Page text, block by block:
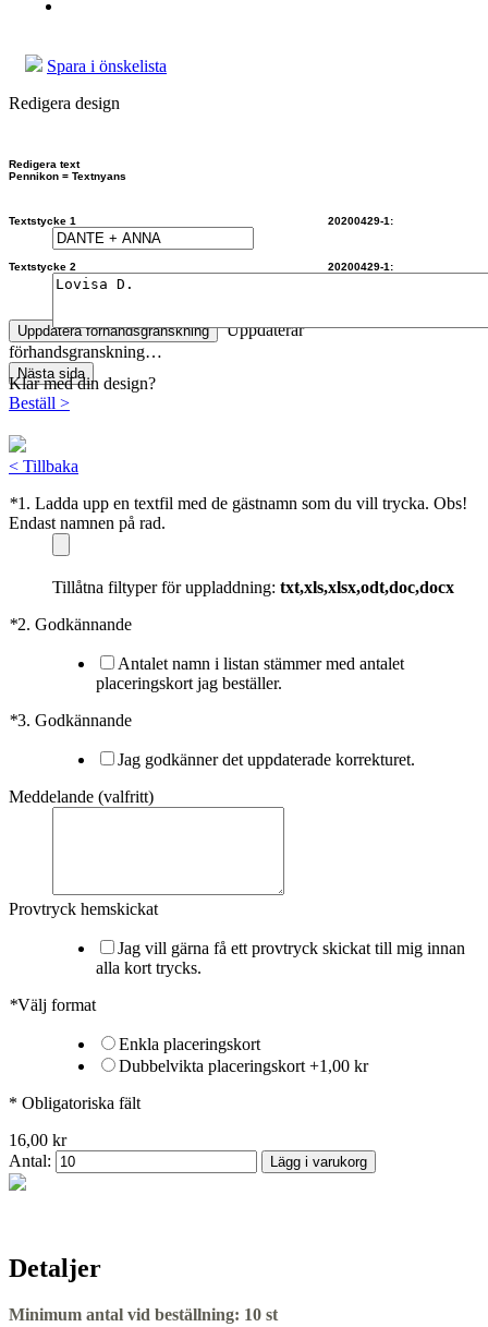
Spara i önskelista
Redigera design
Redigera text
Pennikon = Textnyans
Textstycke 1 20200429-1:
Textstycke 2 20200429-1:
Uppdatera förhandsgranskning
Uppdaterar
förhandsgranskning…
Nästa sida
Klar med din design?
Beställ >
< Tillbaka
*1. Ladda upp en textfil med de gästnamn som du vill trycka. Obs!
Endast namnen på rad.
Tillåtna filtyper för uppladdning: txt,xls,xlsx,odt,doc,docx
*2. Godkännande
Antalet namn i listan stämmer med antalet
placeringskort jag beställer.
*3. Godkännande
Jag godkänner det uppdaterade korrekturet.
Meddelande (valfritt)
Provtryck hemskickat
Jag vill gärna få ett provtryck skickat till mig innan
alla kort trycks.
*Välj format
Enkla placeringskort
Dubbelvikta placeringskort +1,00 kr
* Obligatoriska fält
16,00 kr
Antal:
Lägg i varukorg
Detaljer
Minimum antal vid beställning: 10 st